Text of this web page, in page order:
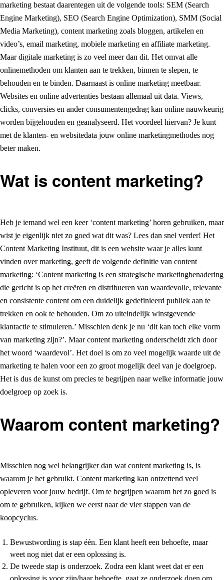
marketing bestaat daarentegen uit de volgende tools: SEM (Search
Engine Marketing), SEO (Search Engine Optimization), SMM (Social
Media Marketing), content marketing zoals bloggen, artikelen en
video’s, email marketing, mobiele marketing en affiliate marketing.
Maar digitale marketing is zo veel meer dan dit. Het omvat alle
onlinemethoden om klanten aan te trekken, binnen te slepen, te
behouden en te binden. Daarnaast is online marketing meetbaar.
Websites en online advertenties bestaan allemaal uit data. Views,
clicks, conversies en ander consumentengedrag kan online nauwkeurig
worden bijgehouden en geanalyseerd. Het voordeel hiervan? Je kunt
met de klanten- en websitedata jouw online marketingmethodes nog
beter maken.
Wat is content marketing?
Heb je iemand wel een keer ‘content marketing’ horen gebruiken, maar
wist je eigenlijk niet zo goed wat dit was? Lees dan snel verder! Het
Content Marketing Instituut, dit is een website waar je alles kunt
vinden over marketing, geeft de volgende definitie van content
marketing: ‘Content marketing is een strategische marketingbenadering
die gericht is op het creëren en distribueren van waardevolle, relevante
en consistente content om een duidelijk gedefinieerd publiek aan te
trekken en ook te behouden. Om zo uiteindelijk winstgevende
klantactie te stimuleren.’ Misschien denk je nu ‘dit kan toch elke vorm
van marketing zijn?’. Maar content marketing onderscheidt zich door
het woord ‘waardevol’. Het doel is om zo veel mogelijk waarde uit de
marketing te halen voor een zo groot mogelijk deel van je doelgroep.
Het is dus de kunst om precies te begrijpen naar welke informatie jouw
doelgroep op zoek is.
Waarom content marketing?
Misschien nog wel belangrijker dan wat content marketing is, is
waarom je het gebruikt. Content marketing kan ontzettend veel
opleveren voor jouw bedrijf. Om te begrijpen waarom het zo goed is
om te gebruiken, kijken we eerst naar de vier stappen van de
koopcyclus.
Bewustwording is stap één. Een klant heeft een behoefte, maar
weet nog niet dat er een oplossing is.
De tweede stap is onderzoek. Zodra een klant weet dat er een